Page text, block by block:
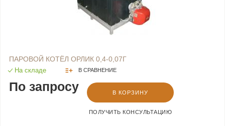
ПАРОВОЙ КОТЁЛ ОРЛИК 0,4-0,07Г
На складе В СРАВНЕНИЕ
По запросу В КОРЗИНУ
ПОЛУЧИТЬ КОНСУЛЬТАЦИЮ